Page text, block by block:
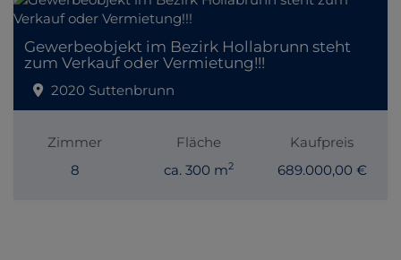
Gewerbeobjekt im Bezirk Hollabrunn steht
zum Verkauf oder Vermietung!!!
2020 Suttenbrunn
Zimmer
8
Fläche
ca. 300 m2
Kaufpreis
689.000,00 €